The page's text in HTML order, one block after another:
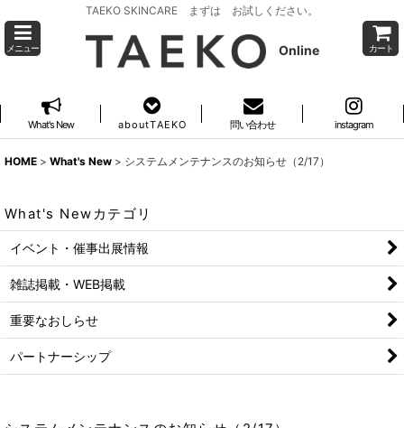
TAEKO SKINCARE まずは お試しください。
メニュー Online カート
What's New a b o u t T A E K O 問い合わせ instagram
HOME > What's New > システムメンテナンスのお知らせ（2/17）
What's Newカテゴリ
イベント・催事出展情報
雑誌掲載・WEB掲載
重要なおしらせ
パートナーシップ